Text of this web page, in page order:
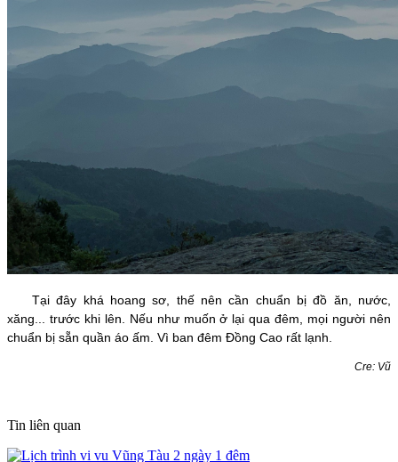
Tại đây khá hoang sơ, thế nên cần chuẩn bị đồ ăn, nước,
xăng... trước khi lên. Nếu như muốn ở lại qua đêm, mọi người nên
chuẩn bị sẵn quần áo ấm. Vì ban đêm Đồng Cao rất lạnh.
Cre: Vũ
Tin liên quan